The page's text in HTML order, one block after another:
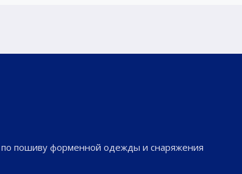
пошиву форменной одежды и снаряжения